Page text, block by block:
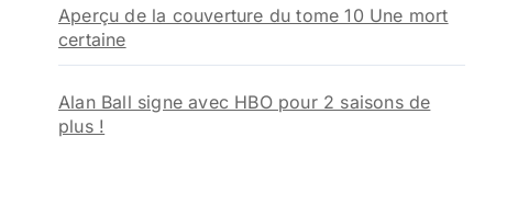
Aperçu de la couverture du tome 10 Une mort
certaine
Alan Ball signe avec HBO pour 2 saisons de
plus !